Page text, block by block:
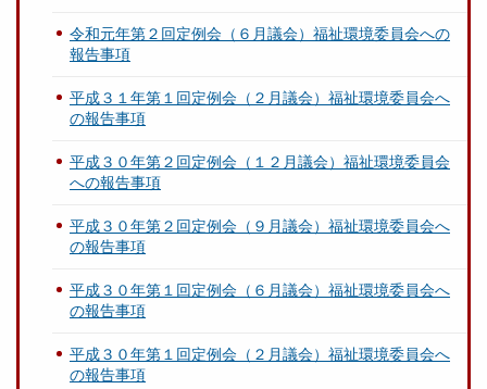
令和元年第２回定例会（６月議会）福祉環境委員会への
報告事項
平成３１年第１回定例会（２月議会）福祉環境委員会へ
の報告事項
平成３０年第２回定例会（１２月議会）福祉環境委員会
への報告事項
平成３０年第２回定例会（９月議会）福祉環境委員会へ
の報告事項
平成３０年第１回定例会（６月議会）福祉環境委員会へ
の報告事項
平成３０年第１回定例会（２月議会）福祉環境委員会へ
の報告事項